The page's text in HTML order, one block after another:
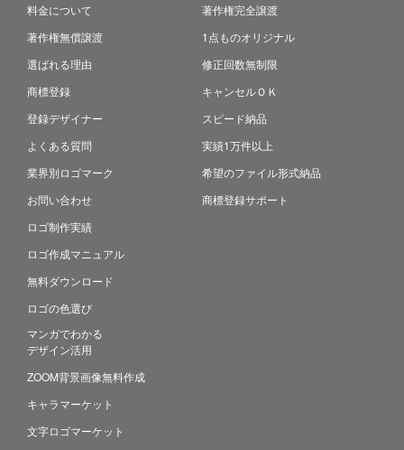
料金について
著作権無償譲渡
選ばれる理由
商標登録
登録デザイナー
よくある質問
業界別ロゴマーク
お問い合わせ
ロゴ制作実績
ロゴ作成マニュアル
無料ダウンロード
ロゴの色選び
マンガでわかる
デザイン活用
ZOOM背景画像無料作成
キャラマーケット
文字ロゴマーケット
著作権完全譲渡
1点ものオリジナル
修正回数無制限
キャンセルＯＫ
スピード納品
実績1万件以上
希望のファイル形式納品
商標登録サポート